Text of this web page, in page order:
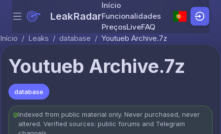
Skip to content
Menu LeakRadar
Início
Funcionalidades
PreçosLiveFAQ
Início / Leaks / database / Youtueb Archive.7z
Youtueb Archive.7z
database
Indexed from public material only. Never purchased, never
altered. Verified sources: public forums and Telegram